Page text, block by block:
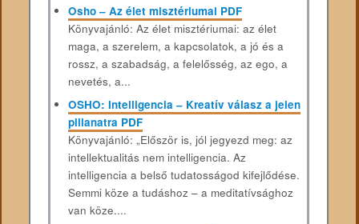
Osho – Az élet misztériumai PDF
Könyvajánló: Az élet misztériumai: az élet
maga, a szerelem, a kapcsolatok, a jó és a
rossz, a szabadság, a felelősség, az ego, a
nevetés, a...
OSHO: Intelligencia – Kreatív válasz a jelen
pillanatra PDF
Könyvajánló: „Először is, jól jegyezd meg: az
intellektualitás nem intelligencia. Az
intelligencia a belső tudatosságod kifejlődése.
Semmi köze a tudáshoz – a meditatívsághoz
van köze....